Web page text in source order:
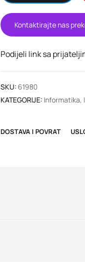
Kontaktirajte nas
Podijeli link sa
SKU: 61980
KATEGORIJE: Informatika,
DOSTAVA I POVRAT